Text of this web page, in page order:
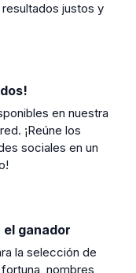
justos y
en nuestra
¡Reúne los
sociales en un
ganador
la selección de
nombres